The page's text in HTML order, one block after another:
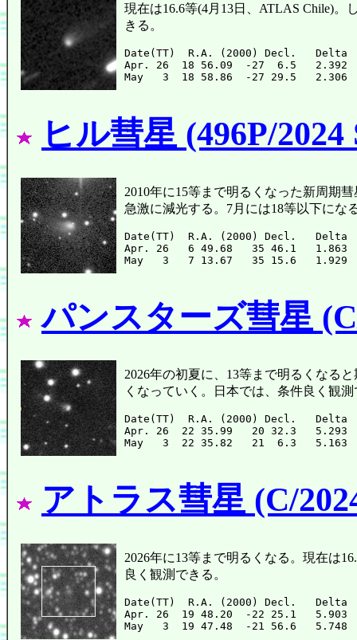
現在は16.6等(4月13日、ATLAS Chile)
きる。
Date(TT)  R.A. (2000) Decl.
Apr. 26  18 56.09  -27  6.5
ヒル彗星 (496P/2024
2010年に15等まで明るくなった新周期
急激に減光する。7月には18等以下にな
Date(TT)  R.A. (2000) Decl.
Apr. 26   6 49.68   35 46.1
パンスターズ彗星
2026年の初夏に、13等まで明るくなる
くなっていく。日本では、条件良く観
Date(TT)  R.A. (2000) Decl.
Apr. 26  22 35.99   20 32.3
アトラス彗星 (C/
2026年に13等まで明るくなる。現在は
良く観測できる。
Date(TT)  R.A. (2000) Decl.
Apr. 26  19 48.20  -22 25.1